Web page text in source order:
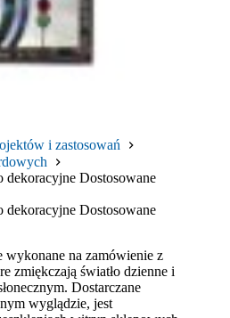
i zastosowań
dekoracyjne Dostosowane
dekoracyjne Dostosowane
wykonane na zamówienie z
zmiękczają światło dzienne i
Dostarczane
wyglądzie, jest